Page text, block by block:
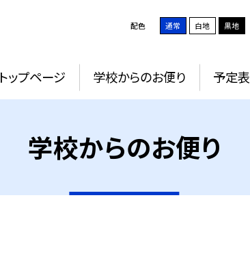
配色 通常 白地 黒地
トップページ 学校からのお便り 予定表
学校からのお便り